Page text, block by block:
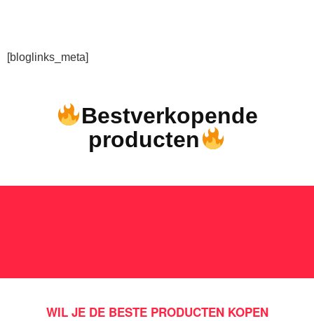
[bloglinks_meta]
Bestverkopende
producten
WIL JE DE BESTE PRODUCTEN KOPEN